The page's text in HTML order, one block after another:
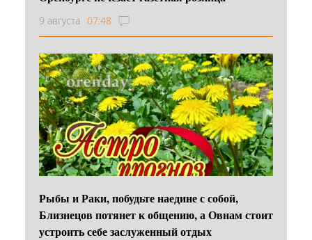
9 августа 07:48
Рыбы и Раки, побудьте наедине с собой,
Близнецов потянет к общению, а Овнам стоит
устроить себе заслуженный отдых